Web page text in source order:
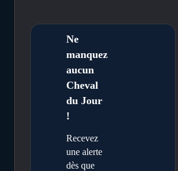
Ne
manquez
aucun
Cheval
du Jour
!
Recevez
une alerte
dès que